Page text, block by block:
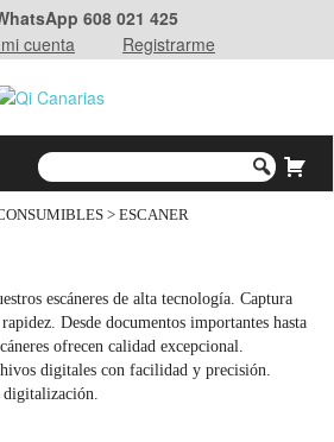
608 021 425
cuenta
Registrarme
> ESCANER
escáneres de alta tecnología. Captura
Desde documentos importantes hasta
ofrecen calidad excepcional.
digitales con facilidad y precisión.
digitalización.